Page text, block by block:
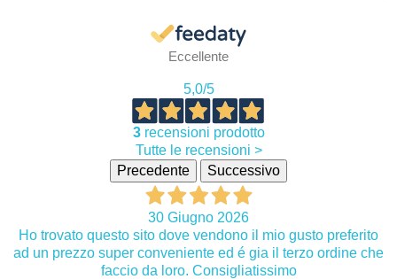
Eccellente
5,0/5
3recensioni prodotto
Tutte le recensioni >
Precedente
Successivo
30 Giugno 2026
Ho trovato questo sito dove vendono il mio gusto preferito
ad un prezzo super conveniente ed é gia il terzo ordine che
faccio da loro. Consigliatissimo